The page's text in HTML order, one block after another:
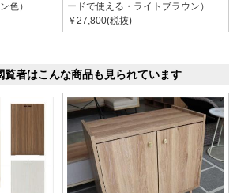
色）
ードで使える・ライトブラウン）
￥27,800(税抜)
覧者はこんな商品も見られています